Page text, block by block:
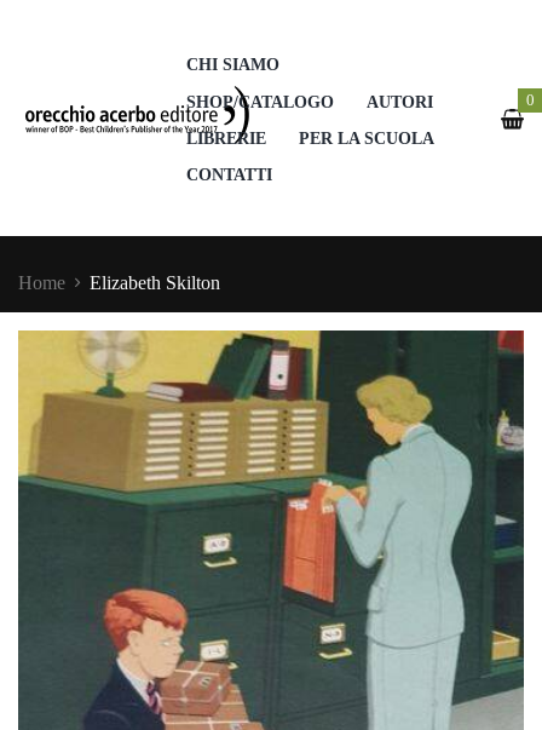
CHI SIAMO
SHOP/CATALOGO
AUTORI
LIBRERIE
PER LA SCUOLA
CONTATTI
0
Home Elizabeth Skilton